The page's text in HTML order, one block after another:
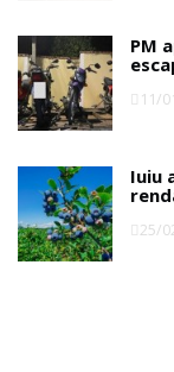
PM
11/
Iuiu
25/